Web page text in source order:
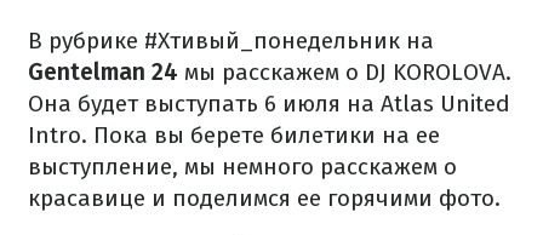
В рубрике #Хтивый_понедельник на
Gentelman 24 мы расскажем о DJ KOROLOVA.
Она будет выступать 6 июля на Atlas United
Intro. Пока вы берете билетики на ее
выступление, мы немного расскажем о
красавице и поделимся ее горячими фото.